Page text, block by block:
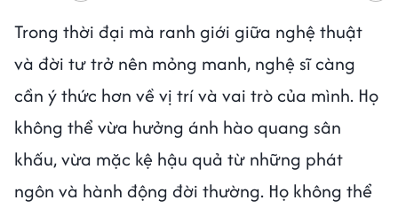
Trong thời đại mà ranh giới giữa nghệ thuật
và đời tư trở nên mỏng manh, nghệ sĩ càng
cần ý thức hơn về vị trí và vai trò của mình. Họ
không thể vừa hưởng ánh hào quang sân
khấu, vừa mặc kệ hậu quả từ những phát
ngôn và hành động đời thường. Họ không thể